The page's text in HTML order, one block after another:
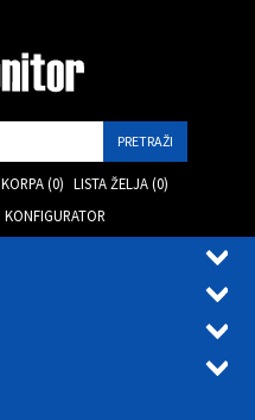
KORPA (0) LISTA ŽELJA (0)
KONFIGURATOR